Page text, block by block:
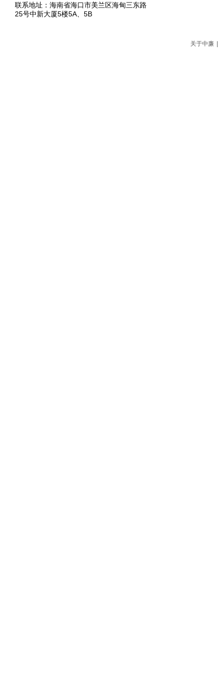
联系地址：海南省海口市美兰区海甸三东路
25号中新大厦5楼5A、5B
关于中廉